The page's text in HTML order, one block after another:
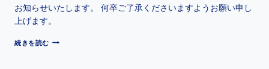
お知らせいたします。 何卒ご了承くださいますようお願い申し
上げます。
続きを読む